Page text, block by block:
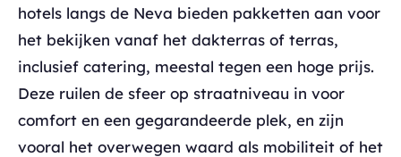
hotels langs de Neva bieden pakketten aan voor
het bekijken vanaf het dakterras of terras,
inclusief catering, meestal tegen een hoge prijs.
Deze ruilen de sfeer op straatniveau in voor
comfort en een gegarandeerde plek, en zijn
vooral het overwegen waard als mobiliteit of het